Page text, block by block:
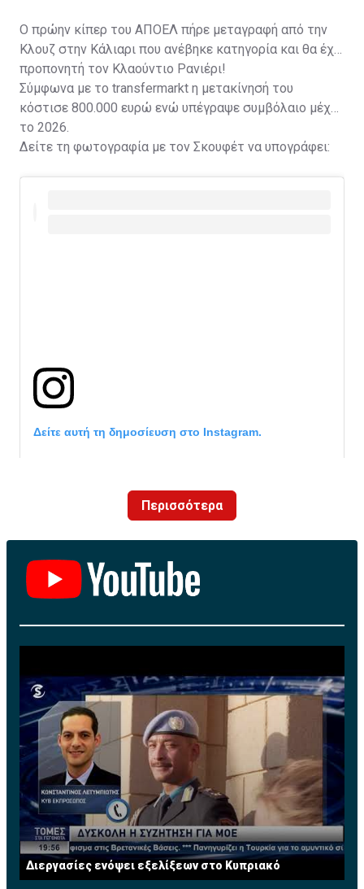
Ο πρώην κίπερ του ΑΠΟΕΛ πήρε μεταγραφή από την
Κλουζ στην Κάλιαρι που ανέβηκε κατηγορία και θα έχει
προπονητή τον Κλαούντιο Ρανιέρι!
Σύμφωνα με το transfermarkt η μετακίνησή του
κόστισε 800.000 ευρώ ενώ υπέγραψε συμβόλαιο μέχρι
το 2026.
Δείτε τη φωτογραφία με τον Σκουφέτ να υπογράφει:
Δείτε αυτή τη δημοσίευση στο Instagram.
Η δημοσίευση κοινοποιήθηκε από το χρήστη Cagliari Calcio
Περισσότερα
Διεργασίες ενόψει εξελίξεων στο Κυπριακό